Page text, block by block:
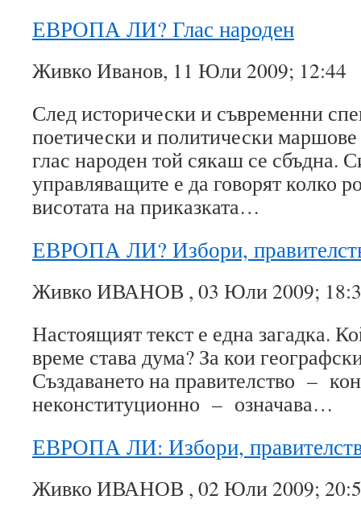
ЕВРОПА ЛИ? Глас народен
Живко Иванов, 11 Юли 2009; 12:44
След исторически и съвременни
поетически и политически
глас народен той сякаш се сбъдна.
управляващите е да говорят колко
висотата на приказката…
ЕВРОПА ЛИ? Избори,
Живко ИВАНОВ , 03 Юли 2009;
Настоящият текст е една загадка.
време става дума? За кои
Създаването на правителство –
неконституционно – означава…
ЕВРОПА ЛИ: Избори,
Живко ИВАНОВ , 02 Юли 2009;